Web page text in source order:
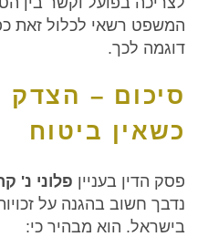
המשפט רשאי לכלול זאת
דוגמה לכך.
סיכום – הצדק
כשאין ביטוח
פסק הדין בעניין פלוני נ'
נדבך חשוב בהגנה על
בישראל. הוא מבהיר כי: